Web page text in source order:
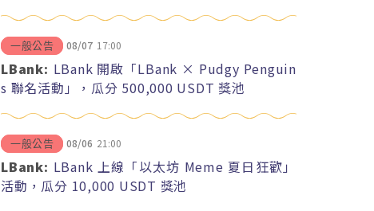
一般公告 08/07 17:00
LBank: LBank 開啟「LBank × Pudgy Penguin
s 聯名活動」，瓜分 500,000 USDT 獎池
一般公告 08/06 21:00
LBank: LBank 上線「以太坊 Meme 夏日狂歡」
活動，瓜分 10,000 USDT 獎池